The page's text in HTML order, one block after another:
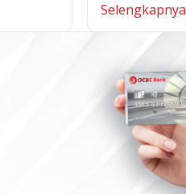
Selengkapnya